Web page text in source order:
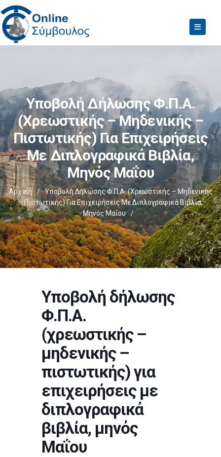
Υποβολή Δήλωσης Φ.Π.Α.
(χρεωστικής – Μηδενικής –
Πιστωτικής) Για Επιχειρήσεις
Με Διπλογραφικά Βιβλία,
Μηνός Μαΐου
Αρχική /
Υποβολή Δήλωσης Φ.Π.Α. (χρεωστικής – Μηδενικής
– Πιστωτικής) Για Επιχειρήσεις Με Διπλογραφικά Βιβλία,
Μηνός Μαΐου
/
Υποβολή δήλωσης
Φ.Π.Α.
(χρεωστικής –
μηδενικής –
πιστωτικής) για
επιχειρήσεις με
διπλογραφικά
βιβλία, μηνός
Μαΐου